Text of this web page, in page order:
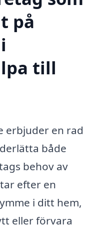
på
till
erbjuder en rad
både
behov av
efter en
i ditt hem,
eller förvara